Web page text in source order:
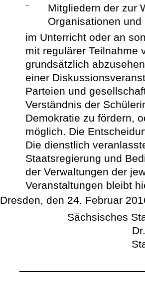
–
Mitgliedern der zur
Organisationen
im Unterricht oder an
mit regulärer Teilnahme
grundsätzlich
einer
Parteien und
Verständnis der
Demokratie zu fördern,
möglich. Die
Die dienstlich
Staatsregierung und
der Verwaltungen der
Veranstaltungen bleibt
Dresden, den 24. Februar
Sächsisches